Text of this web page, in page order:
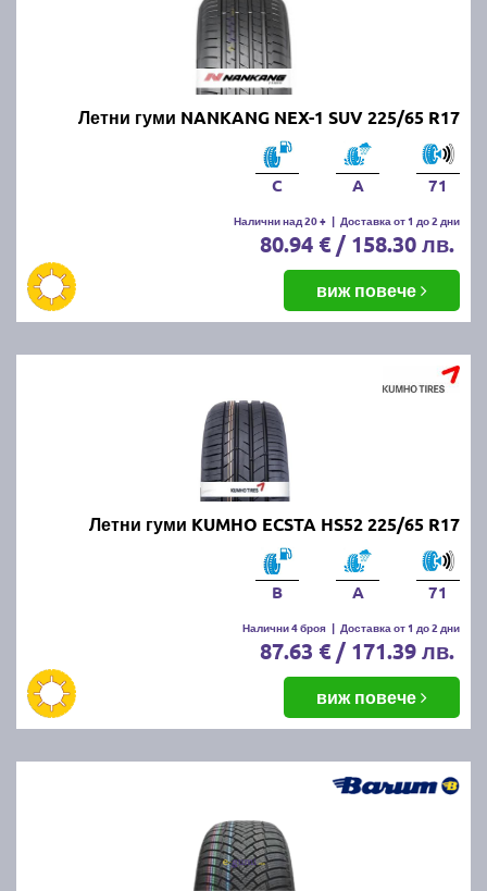
Летни гуми NANKANG NEX-1 SUV 225/65 R17
C A 71
Налични над 20 + | Доставка от 1 до 2 дни
80.94 € / 158.30 лв.
виж повече
Летни гуми KUMHO ECSTA HS52 225/65 R17
B A 71
Налични 4 броя | Доставка от 1 до 2 дни
87.63 € / 171.39 лв.
виж повече